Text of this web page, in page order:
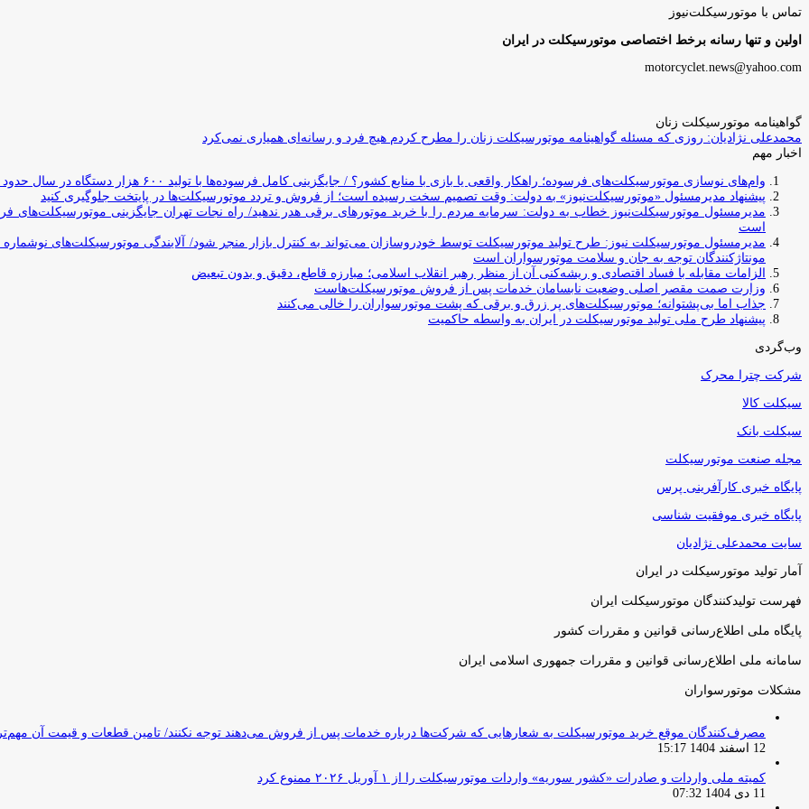
تماس با موتورسیکلت‌نیوز
اولین و تنها رسانه برخط اختصاصی موتورسیکلت در ایران
motorcyclet.news@yahoo.com
گواهینامه موتورسیکلت زنان
محمدعلی نژادیان: روزی که مسئله گواهینامه موتورسیکلت زنان را مطرح کردم هیچ فرد و رسانه‌ای همیاری نمی‌کرد
اخبار مهم
وام‌های نوسازی موتورسیکلت‌های فرسوده؛ راهکار واقعی یا بازی با منابع کشور؟ / جایگزینی کامل فرسوده‌ها با تولید ۶۰۰ هزار دستگاه در سال حدود ۱۹ سال طول می‌کشد
پیشنهاد مدیرمسئول «موتورسیکلت‌نیوز» به دولت: وقت تصمیم سخت رسیده است؛ از فروش و تردد موتورسیکلت‌ها در پایتخت جلوگیری کنید
مدیرمسئول موتورسیکلت‌نیوز خطاب به دولت: سرمایه مردم را با خرید موتورهای برقی هدر ندهید/ راه نجات تهران جایگزینی موتورسیکلت‌های
است
مدیرمسئول موتورسیکلت نیوز: طرح تولید موتورسیکلت توسط خودروسازان می‌تواند به کنترل بازار منجر شود/ آلایندگی موتورسیکلت‌های
مونتاژکنندگان توجه به جان و سلامت موتورسواران است
الزامات مقابله با فساد اقتصادی و ریشه‌کنی آن از منظر رهبر انقلاب اسلامی؛ مبارزه قاطع، دقیق و بدون تبعیض
وزارت صمت مقصر اصلی وضعیت نابسامان خدمات پس از فروش موتورسیکلت‌هاست
جذاب اما بی‌پشتوانه؛ موتورسیکلت‌های پر زرق‌ و برقی که پشت موتورسواران را خالی می‌کنند
پیشنهاد طرح ملی تولید موتورسیکلت در ایران به واسطه حاکمیت
وب‌گردی
شرکت چترا محرک
سیکلت کالا
سیکلت بانک
مجله صنعت موتورسیکلت
پایگاه خبری کارآفرینی پرس
پایگاه خبری موفقیت شناسی
سایت محمدعلی نژادیان
آمار تولید موتورسیکلت در ایران
فهرست تولیدکنندگان موتورسیکلت ایران
پایگاه ملی اطلاع‌رسانی قوانین و مقررات کشور
سامانه ملی اطلاع‌رسانی قوانین و مقررات جمهوری اسلامی ایران
مشکلات موتورسواران
مصرف‌کنندگان موقع خرید موتورسیکلت به شعارهایی که شرکت‌ها درباره خدمات پس از فروش می‌دهند توجه نکنند/ تامین قطعات و قیمت آن
12 اسفند 1404 15:17
کمیته ملی واردات و صادرات «کشور سوریه» واردات موتورسیکلت را از ۱ آوریل ۲۰۲۶ ممنوع کرد
11 دی 1404 07:32